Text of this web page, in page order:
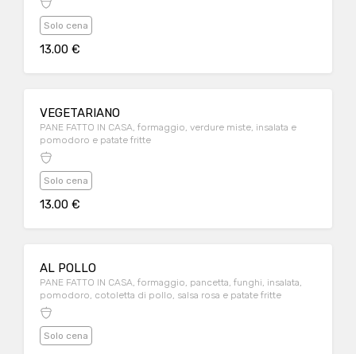
Solo cena
13.00 €
VEGETARIANO
PANE FATTO IN CASA, formaggio, verdure miste, insalata e
pomodoro e patate fritte
Solo cena
13.00 €
AL POLLO
PANE FATTO IN CASA, formaggio, pancetta, funghi, insalata,
pomodoro, cotoletta di pollo, salsa rosa e patate fritte
Solo cena